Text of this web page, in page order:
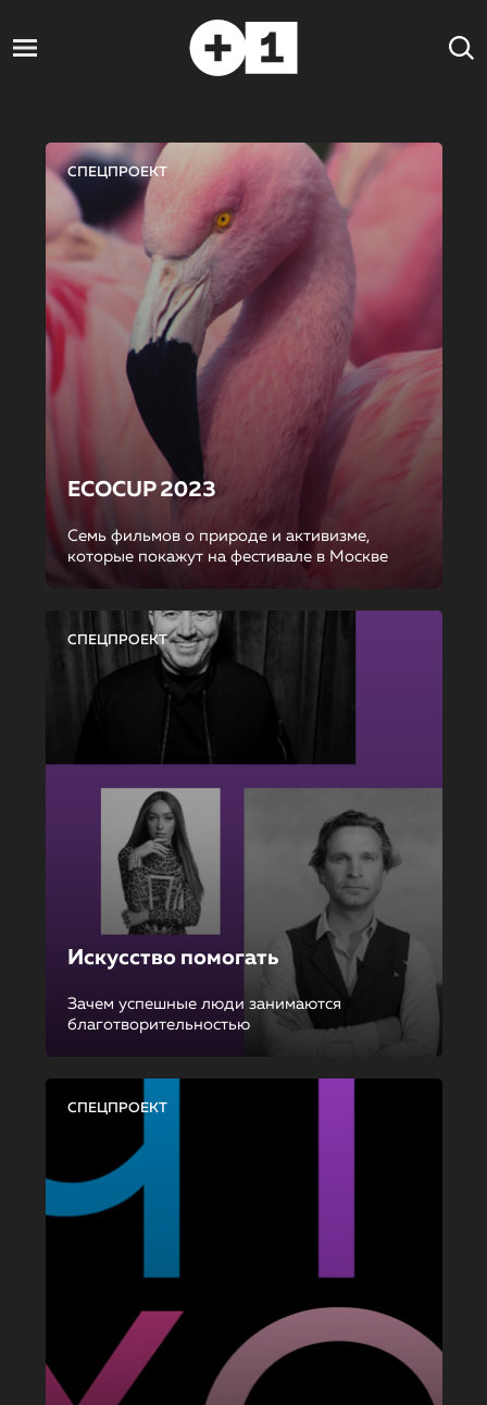
СПЕЦПРОЕКТ
ECOCUP 2023
Семь фильмов о природе и активизме,
которые покажут на фестивале в Москве
СПЕЦПРОЕКТ
Искусство помогать
Зачем успешные люди занимаются
благотворительностью
СПЕЦПРОЕКТ